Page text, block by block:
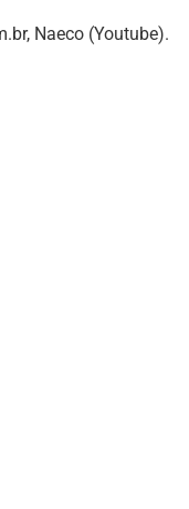
Naeco (Youtube).